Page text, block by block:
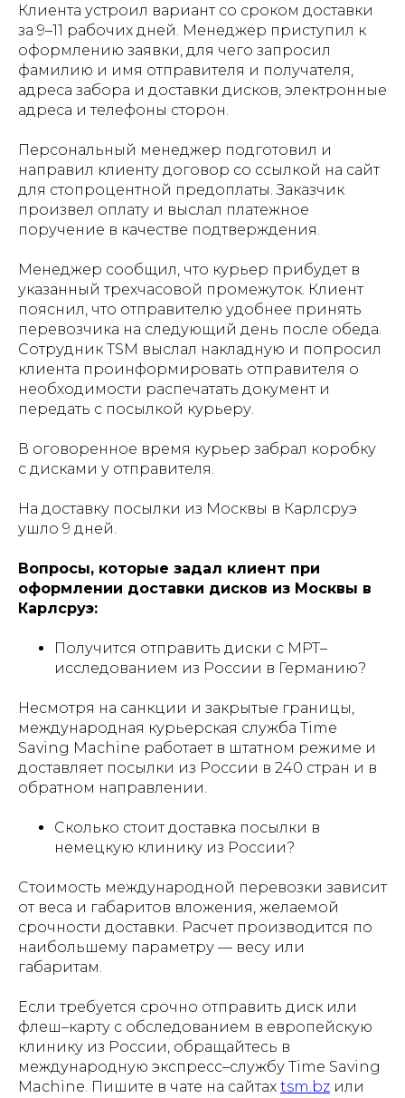
Клиента устроил вариант со сроком доставки
за 9–11 рабочих дней. Менеджер приступил к
оформлению заявки, для чего запросил
фамилию и имя отправителя и получателя,
адреса забора и доставки дисков, электронные
адреса и телефоны сторон.
Персональный менеджер подготовил и
направил клиенту договор со ссылкой на сайт
для стопроцентной предоплаты. Заказчик
произвел оплату и выслал платежное
поручение в качестве подтверждения.
Менеджер сообщил, что курьер прибудет в
указанный трехчасовой промежуток. Клиент
пояснил, что отправителю удобнее принять
перевозчика на следующий день после обеда.
Сотрудник TSM выслал накладную и попросил
клиента проинформировать отправителя о
необходимости распечатать документ и
передать с посылкой курьеру.
В оговоренное время курьер забрал коробку
с дисками у отправителя.
На доставку посылки из Москвы в Карлсруэ
ушло 9 дней.
Вопросы, которые задал клиент при
оформлении доставки дисков из Москвы в
Карлсруэ:
Получится отправить диски с МРТ–
исследованием из России в Германию?
Несмотря на санкции и закрытые границы,
международная курьерская служба Time
Saving Machine работает в штатном режиме и
доставляет посылки из России в 240 стран и в
обратном направлении.
Сколько стоит доставка посылки в
немецкую клинику из России?
Стоимость международной перевозки зависит
от веса и габаритов вложения, желаемой
срочности доставки. Расчет производится по
наибольшему параметру — весу или
габаритам.
Если требуется срочно отправить диск или
флеш–карту с обследованием в европейскую
клинику из России, обращайтесь в
международную экспресс–службу Time Saving
Machine. Пишите в чате на сайтах tsm.bz или